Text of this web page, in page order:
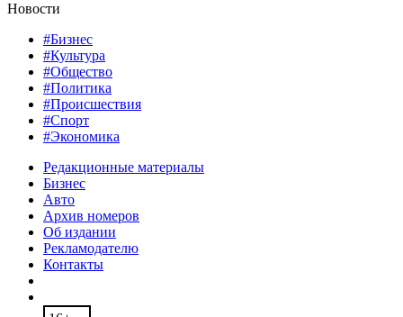
Новости
#Бизнес
#Культура
#Общество
#Политика
#Происшествия
#Спорт
#Экономика
Редакционные материалы
Бизнес
Авто
Архив номеров
Об издании
Рекламодателю
Контакты